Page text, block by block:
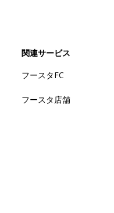
関連サービス
フースタFC
フースタ店舗